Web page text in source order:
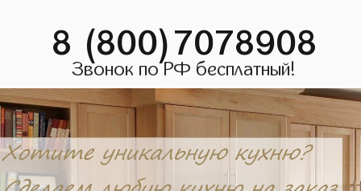
8 (800)7078908
Звонок по РФ бесплатный!